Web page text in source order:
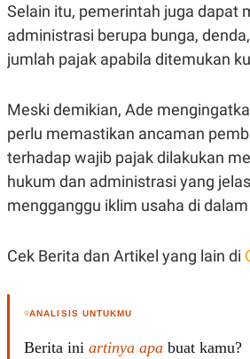
Selain itu, pemerintah juga dapat
administrasi berupa bunga,
jumlah pajak apabila ditemukan
Meski demikian, Ade
perlu memastikan ancaman
terhadap wajib pajak dilakukan
hukum dan administrasi yang
mengganggu iklim usaha di
Cek Berita dan Artikel yang lain di
ANALISIS UNTUKMU
Berita ini artinya apa buat kamu?